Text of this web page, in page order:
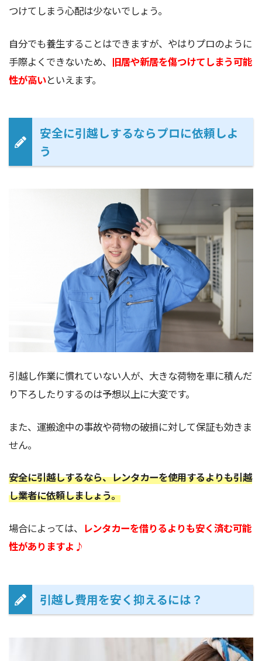
つけてしまう心配は少ないでしょう。
自分でも養生することはできますが、やはりプロのように
手際よくできないため、 旧居や新居を傷つけてしまう可能
性が高いといえます。
安全に引越しするならプロに依頼しよ
う
引越し作業に慣れていない人が、大きな荷物を車に積んだ
り下ろしたりするのは予想以上に大変です。
また、運搬途中の事故や荷物の破損に対して保証も効きま
せん。
安全に引越しするなら、レンタカーを使用するよりも引越
し業者に依頼しましょう。
場合によっては、 レンタカーを借りるよりも安く済む可能
性がありますよ♪
引越し費用を安く抑えるには？